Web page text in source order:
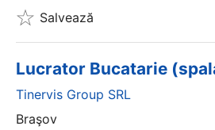
Salvează
Lucrator Bucatarie
Tinervis Group SRL
Braşov